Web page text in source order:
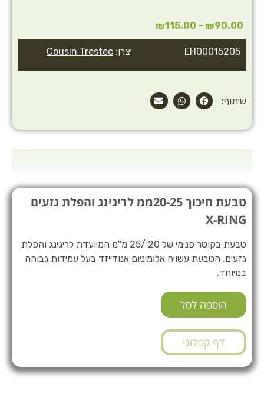
EH00015205 יצרן: Cousin Trestec
₪90.00
–
₪115.00
שיתוף:
טבעת חיכוך 20-25ממ לריגינג והפלת גזעים
X-RING
טבעת בקוטר פנימי של 20 /25 מ"מ המיועדת לריגינג והפלת
גזעים. הטבעת עשויה אלומיניום אנודייזד בעל עמידות גבוהה
במיוחד.
הוספה לסל
דף קטלוגי